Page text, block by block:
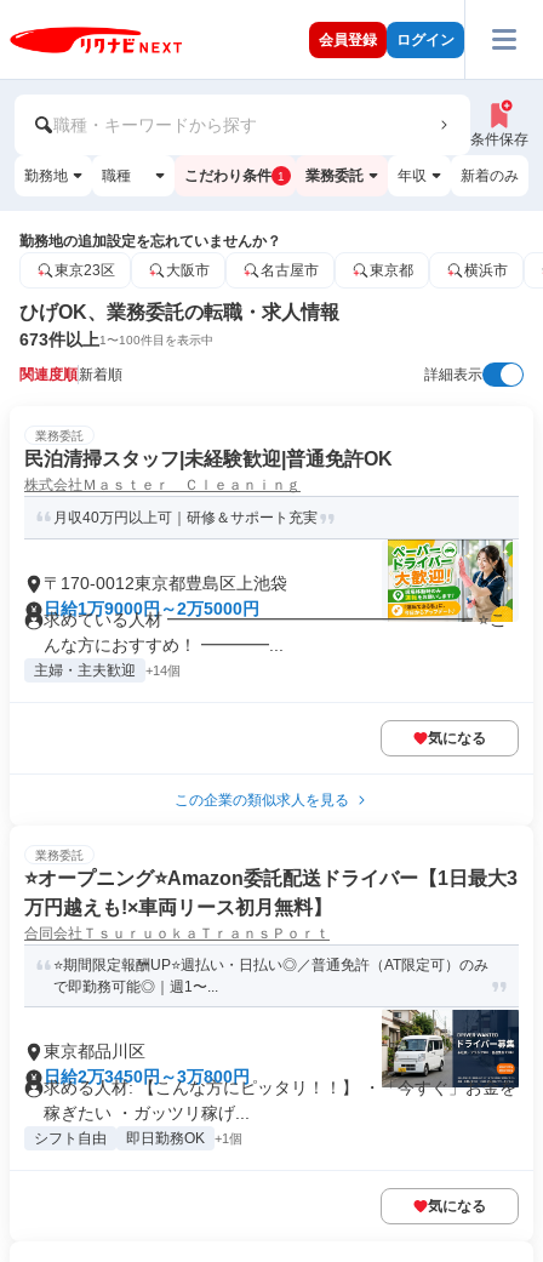
会員登録 ログイン
職種・キーワードから探す
条件保存
勤務地 職種 こだわり条件 1 業務委託 年収 新着のみ
勤務地の追加設定を忘れていませんか？
東京23区
大阪市 名古屋市 東京都 横浜市
ひげOK、業務委託の転職・求人情報
673件以上1〜100件目を表示中
関連度順新着順 詳細表示
業務委託
民泊清掃スタッフ|未経験歓迎|普通免許OK
株式会社Ｍａｓｔｅｒ Ｃｌｅａｎｉｎｇ
月収40万円以上可｜研修＆サポート充実
〒170-0012東京都豊島区上池袋
日給1万9000円～2万5000円
求めている人材 ━━━━━━━━━━━━━━━━━━ ⭐こ
んな方におすすめ！ ━━━━...
主婦・主夫歓迎 +14個
気になる
この企業の類似求人を見る
業務委託
⭐️オープニング⭐️Amazon委託配送ドライバー【1日最大3
万円越えも!×車両リース初月無料】
合同会社ＴｓｕｒｕｏｋａＴｒａｎｓＰｏｒｔ
⭐️期間限定報酬UP⭐️週払い・日払い◎／普通免許（AT限定可）のみ
で即勤務可能◎｜週1〜...
東京都品川区
日給2万3450円～3万800円
求める人材: 【こんな方にピッタリ！！】 ・「今すぐ」お金を
稼ぎたい ・ガッツリ稼げ...
シフト自由 即日勤務OK +1個
気になる